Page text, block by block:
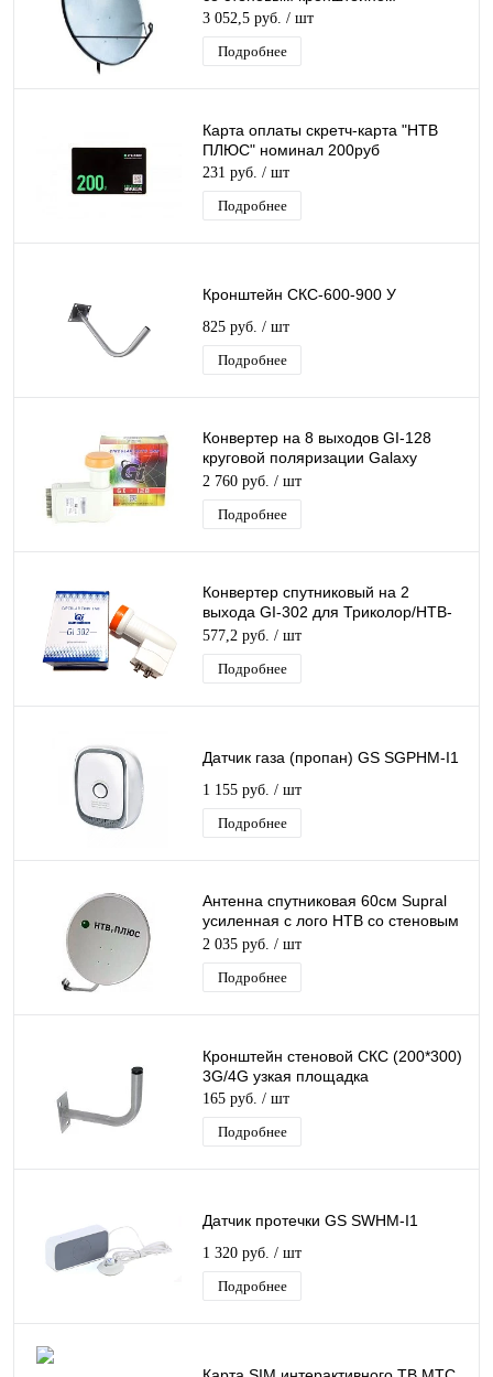
3 052,5 руб. / шт
Подробнее
Карта оплаты скретч-карта "НТВ
ПЛЮС" номинал 200руб
231 руб. / шт
Подробнее
Кронштейн СКС-600-900 У
825 руб. / шт
Подробнее
Конвертер на 8 выходов GI-128
круговой поляризации Galaxy
Innovations К+ 8 дляТриколор/НТВ-
Плюс
2 760 руб. / шт
Подробнее
Конвертер спутниковый на 2
выхода GI-302 для Триколор/НТВ-
Плюс круговой поляризации Galaxy
Innovatio
577,2 руб. / шт
Подробнее
Датчик газа (пропан) GS SGPHM-I1
1 155 руб. / шт
Подробнее
Антенна спутниковая 60см Supral
усиленная с лого НТВ со стеновым
кронштейном
2 035 руб. / шт
Подробнее
Кронштейн стеновой СКС (200*300)
3G/4G узкая площадка
165 руб. / шт
Подробнее
Датчик протечки GS SWHM-I1
1 320 руб. / шт
Подробнее